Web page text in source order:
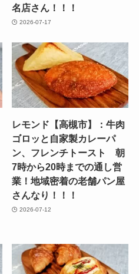
名店さん！！！
2026-07-17
レモンド【高槻市】：牛肉
ゴロッと自家製カレーパ
ン、フレンチトースト 朝
7時から20時までの通し営
業！地域密着の老舗パン屋
さんなり！！！
2026-07-12